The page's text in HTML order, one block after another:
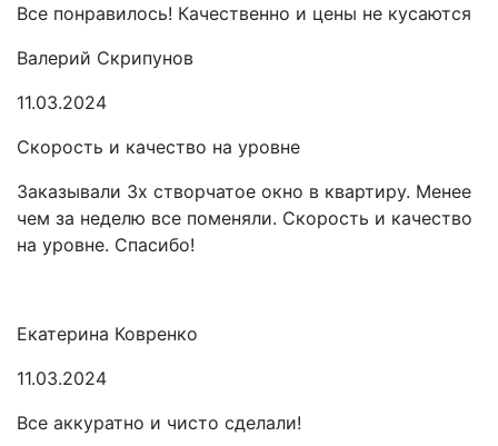
Все понравилось! Качественно и цены не кусаются
Валерий Скрипунов
11.03.2024
Скорость и качество на уровне
Заказывали 3х створчатое окно в квартиру. Менее
чем за неделю все поменяли. Скорость и качество
на уровне. Спасибо!
Екатерина Ковренко
11.03.2024
Все аккуратно и чисто сделали!